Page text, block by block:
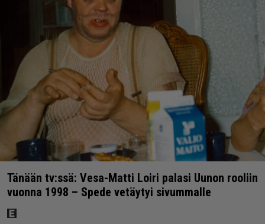
Tänään tv:ssä: Vesa-Matti Loiri palasi Uunon rooliin
vuonna 1998 – Spede vetäytyi sivummalle